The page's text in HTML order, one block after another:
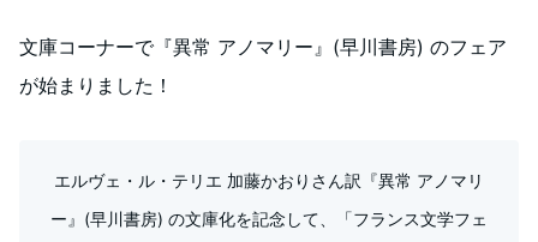
文庫コーナーで『異常 アノマリー』(早川書房) のフェア
が始まりました！
エルヴェ・ル・テリエ 加藤かおりさん訳『異常 アノマリ
ー』(早川書房) の文庫化を記念して、「フランス文学フェ